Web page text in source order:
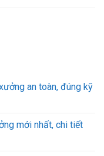
an toàn, đúng kỹ
mới nhất, chi tiết